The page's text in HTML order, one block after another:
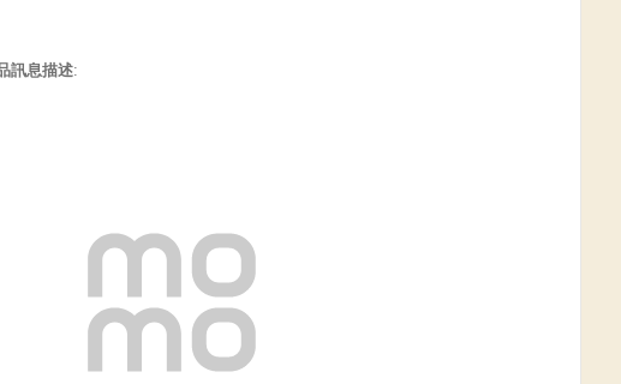
訊息描述: